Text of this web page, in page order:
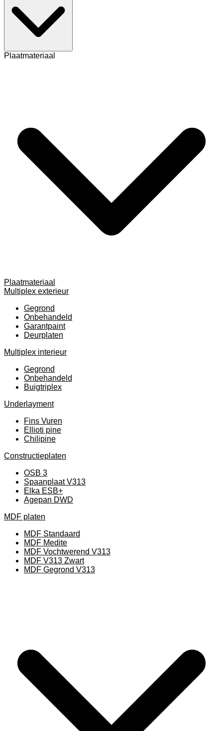
Plaatmateriaal
Plaatmateriaal
Multiplex exterieur
Gegrond
Onbehandeld
Garantpaint
Deurplaten
Multiplex interieur
Gegrond
Onbehandeld
Buigtriplex
Underlayment
Fins Vuren
Ellioti pine
Chilipine
Constructieplaten
OSB 3
Spaanplaat V313
Elka ESB+
Agepan DWD
MDF platen
MDF Standaard
MDF Medite
MDF Vochtwerend V313
MDF V313 Zwart
MDF Gegrond V313